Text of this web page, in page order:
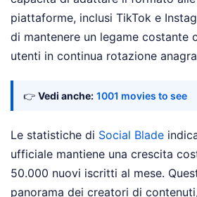
piattaforme, inclusi TikTok e
di mantenere un legame costante
utenti in continua rotazione
👉 Vedi anche: 1001 movies to see
Le statistiche di Social Blade
ufficiale mantiene una crescita
50.000 nuovi iscritti al mese.
panorama dei creatori di